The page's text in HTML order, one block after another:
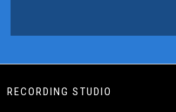
RECORDING STUDIO